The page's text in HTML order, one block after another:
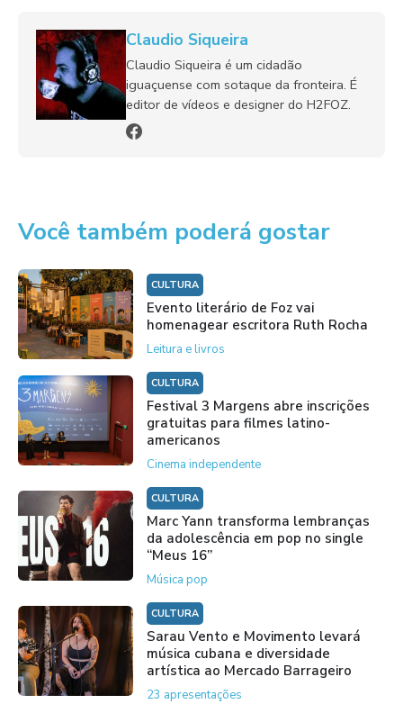
Claudio Siqueira
Claudio Siqueira é um cidadão
iguaçuense com sotaque da fronteira. É
editor de vídeos e designer do H2FOZ.
Você também poderá gostar
CULTURA
Evento literário de Foz vai
homenagear escritora Ruth Rocha
Leitura e livros
CULTURA
Festival 3 Margens abre inscrições
gratuitas para filmes latino-
americanos
Cinema independente
CULTURA
Marc Yann transforma lembranças
da adolescência em pop no single
“Meus 16”
Música pop
CULTURA
Sarau Vento e Movimento levará
música cubana e diversidade
artística ao Mercado Barrageiro
23 apresentações